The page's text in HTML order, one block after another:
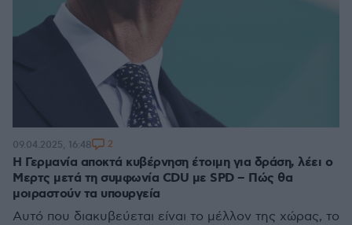
Η Γερμανία αποκτά κυβέρνηση έτοιμη για δράση, λέει ο
Μερτς μετά τη συμφωνία CDU με SPD – Πώς θα
μοιραστούν τα υπουργεία
Αυτό που διακυβεύεται είναι το μέλλον της χώρας, το
09.04.2025, 16:48 2